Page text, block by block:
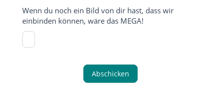
Wenn du noch ein Bild von dir hast, dass wir
einbinden können, wäre das MEGA!
Abschicken